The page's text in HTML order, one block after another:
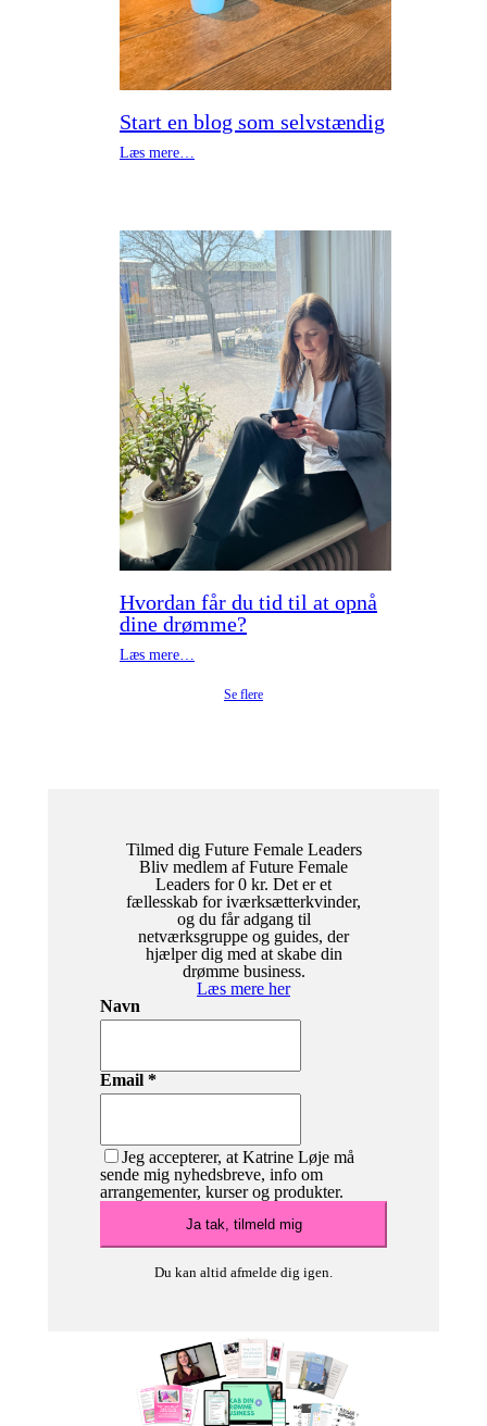
Start en blog som selvstændig
Læs mere…
Hvordan får du tid til at opnå
dine drømme?
Læs mere…
Se flere
Tilmed dig Future Female Leaders
Bliv medlem af Future Female
Leaders for 0 kr. Det er et
fællesskab for iværksætterkvinder,
og du får adgang til
netværksgruppe og guides, der
hjælper dig med at skabe din
drømme business.
Læs mere her
Navn
Email *
Jeg accepterer, at Katrine Løje må
sende mig nyhedsbreve, info om
arrangementer, kurser og produkter.
Du kan altid afmelde dig igen.